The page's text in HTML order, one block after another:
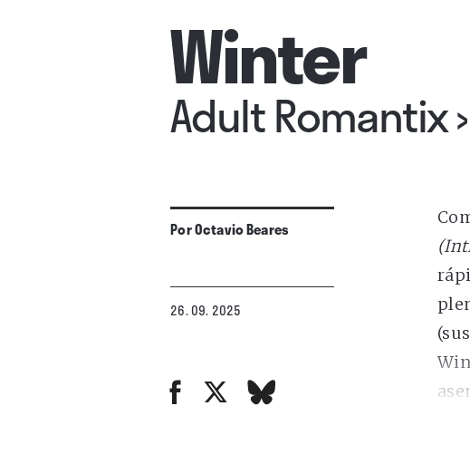
Winter
Adult Romantix›
PorOctavio Beares
26. 09. 2025